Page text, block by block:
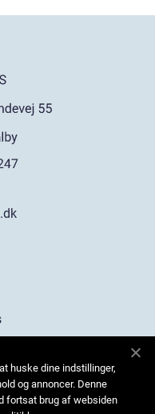
huske dine indstillinger,
og annoncer. Denne
fortsat brug af websiden